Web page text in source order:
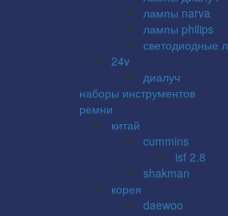
лампы narva
лампы philips
светодиодные
24v
диалуч
наборы инструментов
ремни
китай
cummins
isf 2.8
shakman
корея
daewoo